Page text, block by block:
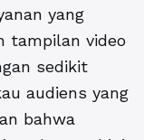
yang
tampilan video
sedikit
audiens yang
bahwa